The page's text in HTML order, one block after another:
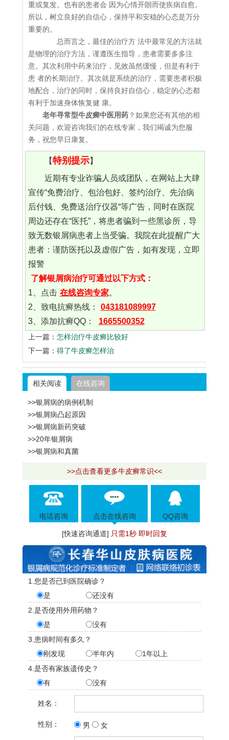
重或复发。也有的患者会 因为心情开朗而使疾病自愈。
所以，树立良好的自信心，保持平和安稳的心态是万分
重要的。
总而言之，最佳的治疗方 法中最常见的方法就
是物理的治疗方法，谨遵医生指导，患者需要多多注
意。其次利用中药来治疗，见效虽然缓慢，但是有利于
患 者的长期治疗。其次就是系统的治疗，需要患者积极
地配合，治疗的同时，保持良好自信心，稳定的心态都
有利于加速身体恢复健 康。
老年寻常型牛皮癣中医用药 ？如果您还有其他的相
关问题，欢迎咨询我们的在线专家，我们竭诚为您服
务，祝您早日康复。
【特别提示】
近期有专业诈骗人员或团队，在网站上大肆
宣传“免费治疗、包治包好、签约治疗、先治病
后付钱、免费送治疗仪器“等广告，同时在医院
周边还存在“医托”，将患者骗到一些黑诊所，导
致无数银屑病患者上当受骗。我院在此提醒广大
患者：谨防医托以及虚假广告，如有发现，立即
报警
了解银屑病治疗可通过以下方式：
1、点击 在线咨询专家。
2、致电抗癣热线：
043181089997
3、添加抗癣QQ：
1665500352
上一篇： 怎样治疗牛皮癣比较好
下一篇： 得了牛皮癣怎样治
相关阅读 在线咨询
>>银屑病的病例机制
>>银屑病凸起原因
>>银屑病新药突破
>>20年银屑病
>>银屑病和真菌
>>点击查看更多牛皮癣常识<<
电话咨询 点击在线咨询 QQ咨询
[快速咨询通道] 只需1秒 即时回复
1.您是否已到医院确诊？
是
还没有
2.是否使用外用药物？
是
没有
3.患病时间有多久？
刚发现
半年内
1年以上
4.是否有家族遗传史？
有
没有
姓名：
性别： 男 女